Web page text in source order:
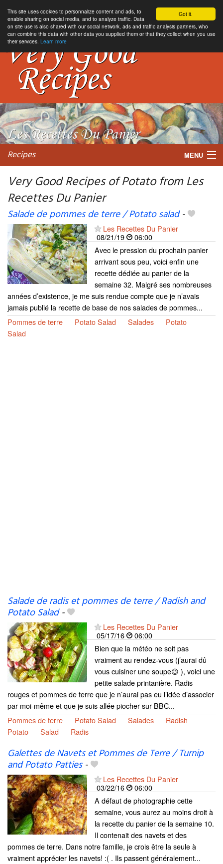
Got it.
This site uses cookies to personnalize content and ads, to
enable sharing on social media, and to analyze traffic. Data
on site use is also shared with our social network, ads and traffic analysis partners, who
can combine this data with other data you supplied them or that they collect when you use
their services. Learn more
Recipes MENU
Very Good Recipes of Potato from Les
Recettes Du Panier
Salade de pommes de terre / Potato salad-
Les Recettes Du Panier
08/21/19
06:00
Avec le pression du prochain panier
arrivant sous peu, voici enfin une
recette dédiée au panier de la
semaine 32. Malgré ses nombreuses
années d’existence, je me suis rendue compte que je n’avais
jamais publié la recette de base de nos salades de pommes...
Pommes de terre
Potato Salad Salades
Potato
Salad
Salade de radis et pommes de terre / Radish and
Potato Salad-
Les Recettes Du Panier
05/17/16
06:00
Bien que la météo ne soit pas
vraiment au rendez-vous (j’aurai dû
vous cuisiner une soupe😉 ), voici une
petite salade printanière. Radis
rouges et pommes de terre que je n’aurai pas eu l’idée d’associer
par moi-même et que je suis allée piocher sur BBC...
Pommes de terre
Potato Salad Salades
Radish
Potato
Salad Radis
Galettes de Navets et Pommes de Terre / Turnip
and Potato Patties-
Les Recettes Du Panier
03/22/16
06:00
A défaut de photographie cette
semaine, vous aurez au moins droit à
la recette du panier de la semaine 10.
Il contenait des navets et des
pommes de terre. Dans notre famille, je crois être la seule à
vraiment apprécier les navets! :( . Ils passent généralement...